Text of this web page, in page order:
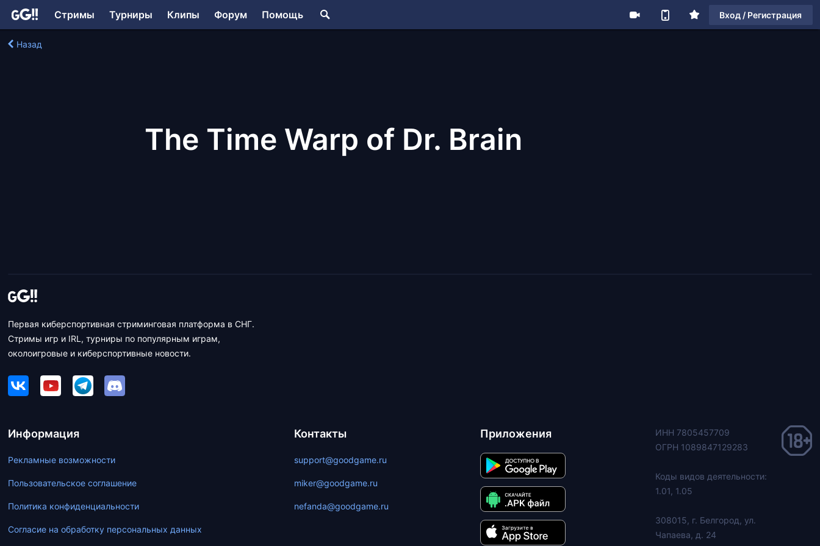
Стримы Турниры Клипы Форум Помощь Вход / Регистрация
Назад
The Time Warp of Dr. Brain
Первая киберспортивная стриминговая платформа в СНГ.
Стримы игр и IRL, турниры по популярным играм,
околоигровые и киберспортивные новости.
Информация
Рекламные возможности
Пользовательское соглашение
Политика конфиденциальности
Согласие на обработку персональных данных
Контакты
support@goodgame.ru
miker@goodgame.ru
nefanda@goodgame.ru
Приложения
ИНН 7805457709
ОГРН 1089847129283
Коды видов деятельности:
1.01, 1.05
308015, г. Белгород, ул.
Чапаева, д. 24